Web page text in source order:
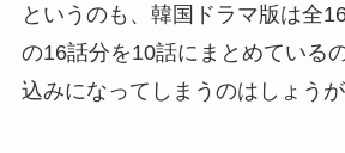
というのも、韓国ドラマ版は全
の16話分を10話にまとめている
込みになってしまうのはしょうが